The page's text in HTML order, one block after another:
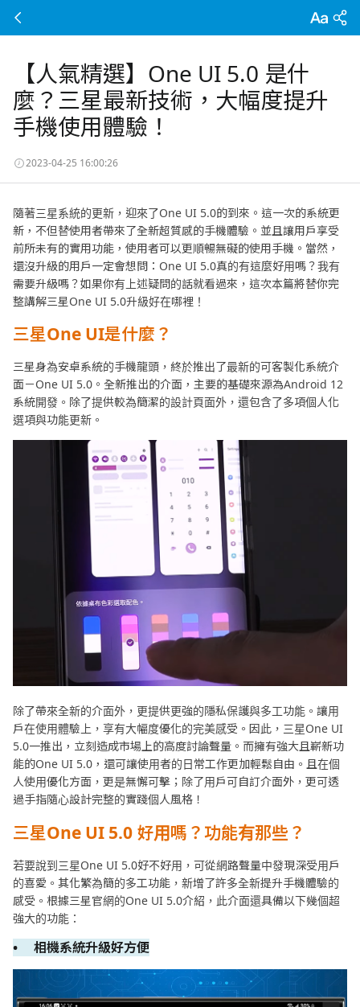
【人氣精選】One UI 5.0 是什
麼？三星最新技術，大幅度提升
手機使用體驗！
2023-04-25 16:00:26
隨著三星系統的更新，迎來了One UI 5.0的到來。這一次的系統更
新，不但替使用者帶來了全新超質感的手機體驗。並且讓用戶享受
前所未有的實用功能，使用者可以更順暢無礙的使用手機。當然，
還沒升級的用戶一定會想問：One UI 5.0真的有這麼好用嗎？我有
需要升級嗎？如果你有上述疑問的話就看過來，這次本篇將替你完
整講解三星One UI 5.0升級好在哪裡！
三星One UI是什麼？
三星身為安卓系統的手機龍頭，終於推出了最新的可客製化系統介
面－One UI 5.0。全新推出的介面，主要的基礎來源為Android 12
系統開發。除了提供較為簡潔的設計頁面外，還包含了多項個人化
選項與功能更新。
除了帶來全新的介面外，更提供更強的隱私保護與多工功能。讓用
戶在使用體驗上，享有大幅度優化的完美感受。因此，三星One UI
5.0一推出，立刻造成市場上的高度討論聲量。而擁有強大且嶄新功
能的One UI 5.0，還可讓使用者的日常工作更加輕鬆自由。且在個
人使用優化方面，更是無懈可擊；除了用戶可自訂介面外，更可透
過手指隨心設計完整的實踐個人風格！
三星One UI 5.0 好用嗎？功能有那些？
若要說到三星One UI 5.0好不好用，可從網路聲量中發現深受用戶
的喜愛。其化繁為簡的多工功能，新增了許多全新提升手機體驗的
感受。根據三星官網的One UI 5.0介紹，此介面還具備以下幾個超
強大的功能：
• 相機系統升級好方便